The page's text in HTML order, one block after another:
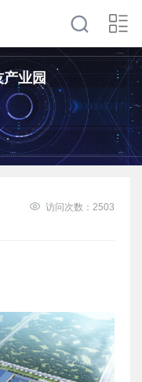
产业园
访问次数： 2503